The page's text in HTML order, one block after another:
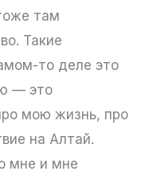
там
Такие
то деле это
— это
мою жизнь, про
на Алтай.
мне и мне